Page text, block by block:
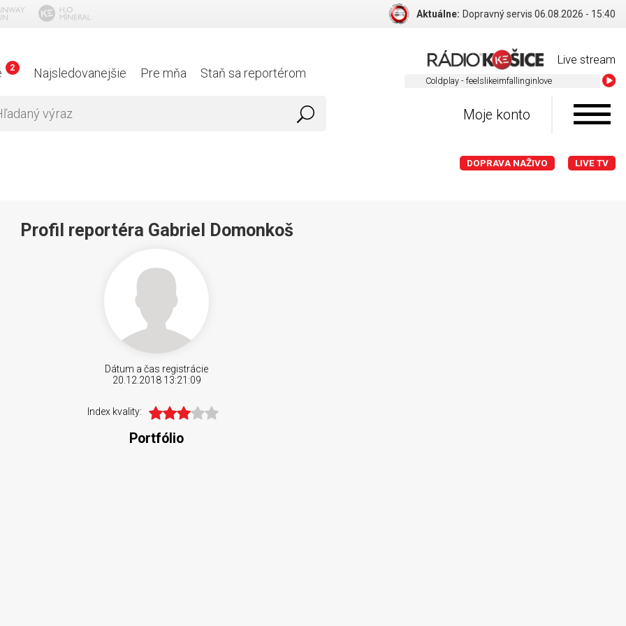
Aktuálne: Dopravný servis 06.08.2026 - 15:40
Live stream
Coldplay - feelslikeimfallinginlove
2 Najsledovanejšie Pre mňa Staň sa reportérom
Moje konto
DOPRAVA NAŽIVO LIVE TV
Profil reportéra Gabriel Domonkoš
Dátum a čas registrácie
20.12.2018 13:21:09
Index kvality:
Portfólio